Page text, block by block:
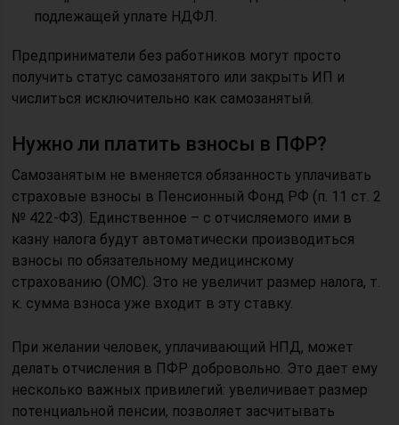
подлежащей уплате НДФЛ.
Предприниматели без работников могут просто
получить статус самозанятого или закрыть ИП и
числиться исключительно как самозанятый.
Нужно ли платить взносы в ПФР?
Самозанятым не вменяется обязанность уплачивать
страховые взносы в Пенсионный Фонд РФ (п. 11 ст. 2
№ 422-ФЗ). Единственное – с отчисляемого ими в
казну налога будут автоматически производиться
взносы по обязательному медицинскому
страхованию (ОМС). Это не увеличит размер налога, т.
к. сумма взноса уже входит в эту ставку.
При желании человек, уплачивающий НПД, может
делать отчисления в ПФР добровольно. Это дает ему
несколько важных привилегий: увеличивает размер
потенциальной пенсии, позволяет засчитывать